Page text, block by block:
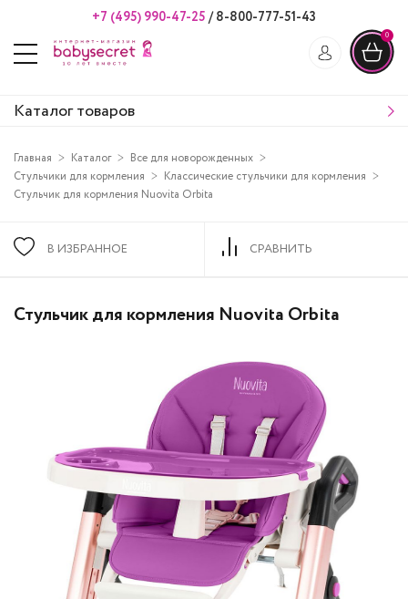
+7 (495) 990-47-25 /8-800-777-51-43
0
Каталог товаров
Главная Каталог
Все для новорожденных
Стульчики для кормления
Классические стульчики для кормления
Стульчик для кормления Nuovita Orbita
В ИЗБРАННОЕ СРАВНИТЬ
Стульчик для кормления Nuovita Orbita